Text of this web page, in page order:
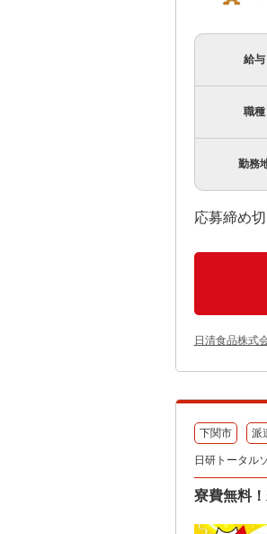
給与
職種
勤務
応募締め
日清食品株式
下関市 派
日研トータル
寮費無料